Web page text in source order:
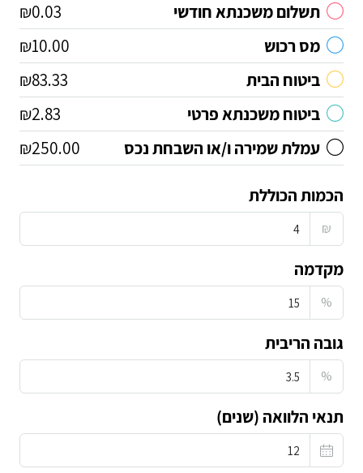
תשלום משכנתא חודשי
₪0.03
מס רכוש
₪10.00
ביטוח הבית
₪83.33
ביטוח משכנתא פרטי
₪2.83
עמלת שמירה ו/או השבחת נכס
₪250.00
הכמות הכוללת
₪
מקדמה
%
גובה הריבית
%
תנאי הלוואה (שנים)